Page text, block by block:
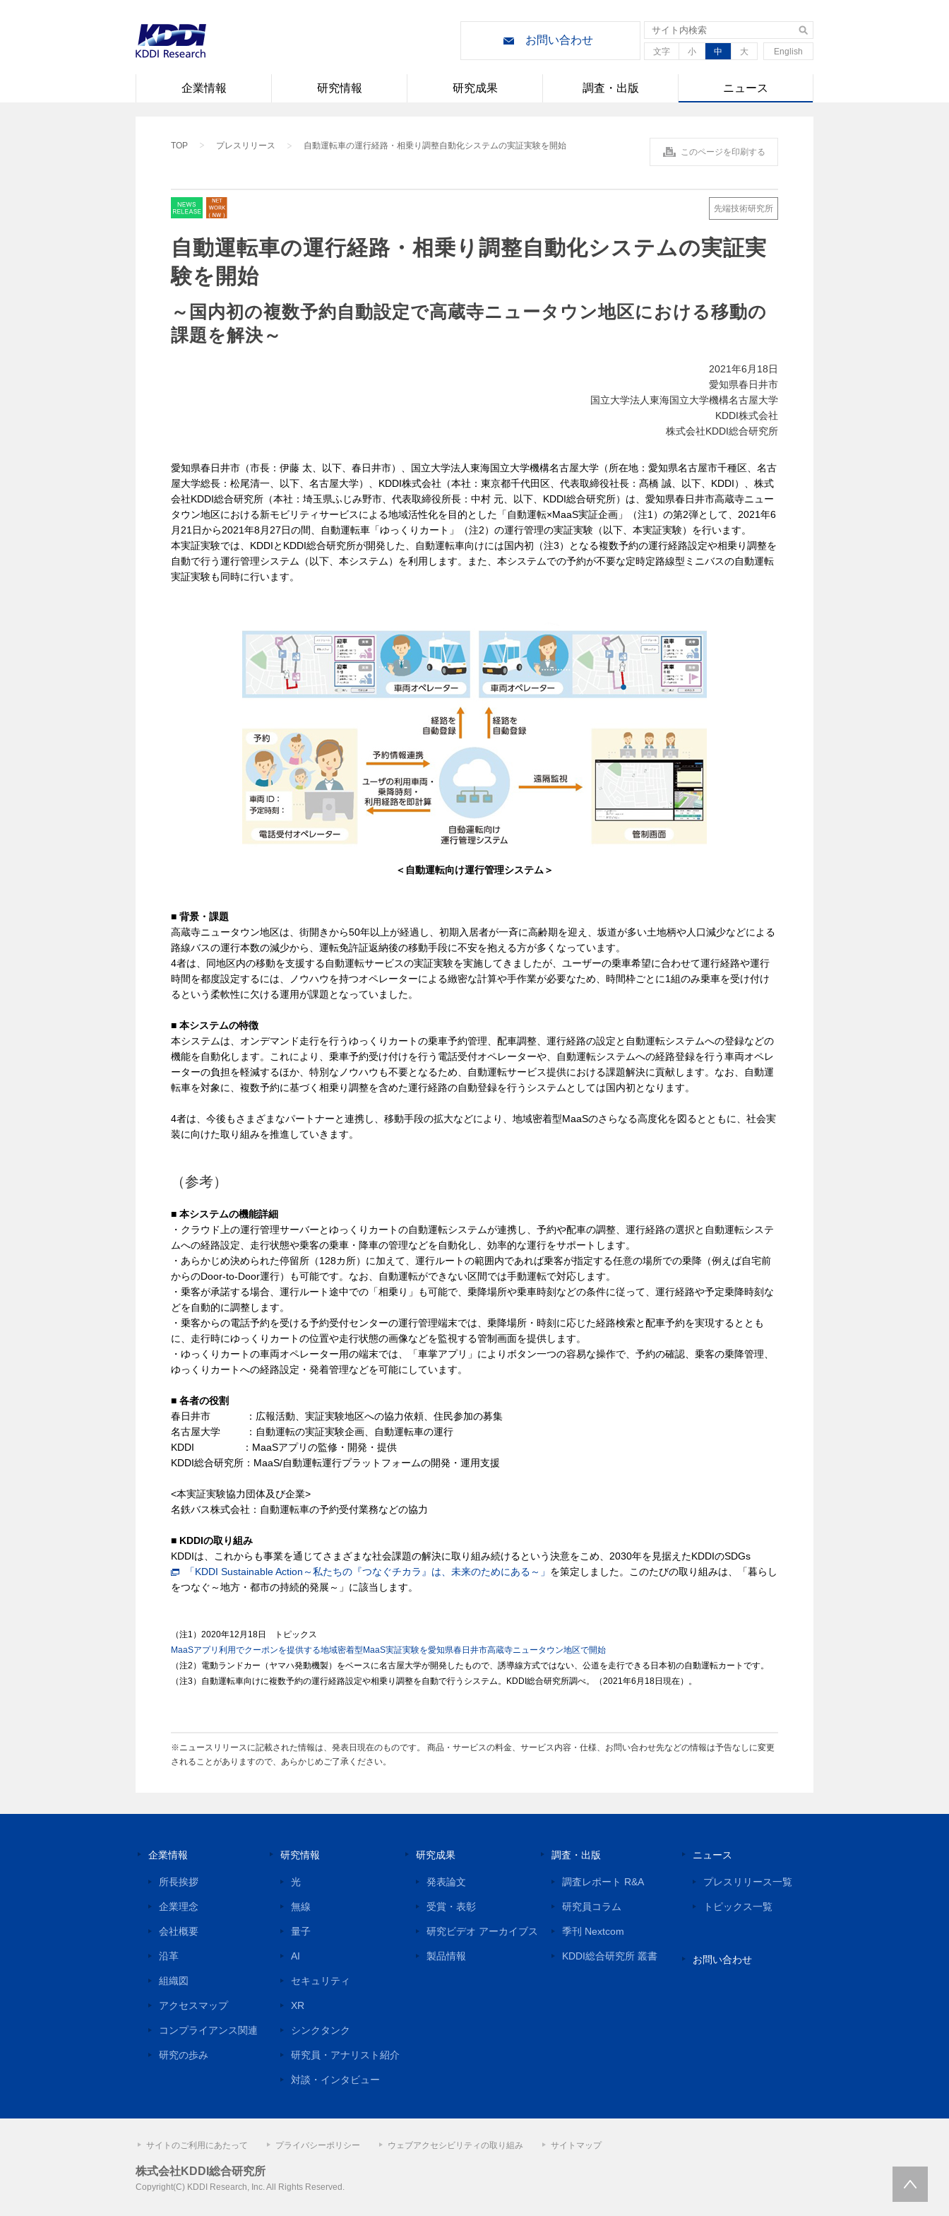
文字 小 中 大 English
お問い合わせ
企業情報 研究情報 研究成果 調査・出版 ニュース
このページを印刷する
TOP プレスリリース 自動運転車の運行経路・相乗り調整自動化システムの実証実験を開始
先端技術研究所
自動運転車の運行経路・相乗り調整自動化システムの実証実
験を開始
～国内初の複数予約自動設定で高蔵寺ニュータウン地区における移動の
課題を解決～
2021年6月18日
愛知県春日井市
国立大学法人東海国立大学機構名古屋大学
KDDI株式会社
株式会社KDDI総合研究所
愛知県春日井市（市長：伊藤 太、以下、春日井市）、国立大学法人東海国立大学機構名古屋大学（所在地：愛知県名古屋市千種区、名古
屋大学総長：松尾清一、以下、名古屋大学）、KDDI株式会社（本社：東京都千代田区、代表取締役社長：髙橋 誠、以下、KDDI）、株式
会社KDDI総合研究所（本社：埼玉県ふじみ野市、代表取締役所長：中村 元、以下、KDDI総合研究所）は、愛知県春日井市高蔵寺ニュー
タウン地区における新モビリティサービスによる地域活性化を目的とした「自動運転×MaaS実証企画」（注1）の第2弾として、2021年6
月21日から2021年8月27日の間、自動運転車「ゆっくりカート」（注2）の運行管理の実証実験（以下、本実証実験）を行います。
本実証実験では、KDDIとKDDI総合研究所が開発した、自動運転車向けには国内初（注3）となる複数予約の運行経路設定や相乗り調整を
自動で行う運行管理システム（以下、本システム）を利用します。また、本システムでの予約が不要な定時定路線型ミニバスの自動運転
実証実験も同時に行います。
＜自動運転向け運行管理システム＞
■ 背景・課題
高蔵寺ニュータウン地区は、街開きから50年以上が経過し、初期入居者が一斉に高齢期を迎え、坂道が多い土地柄や人口減少などによる
路線バスの運行本数の減少から、運転免許証返納後の移動手段に不安を抱える方が多くなっています。
4者は、同地区内の移動を支援する自動運転サービスの実証実験を実施してきましたが、ユーザーの乗車希望に合わせて運行経路や運行
時間を都度設定するには、ノウハウを持つオペレーターによる緻密な計算や手作業が必要なため、時間枠ごとに1組のみ乗車を受け付け
るという柔軟性に欠ける運用が課題となっていました。
■ 本システムの特徴
本システムは、オンデマンド走行を行うゆっくりカートの乗車予約管理、配車調整、運行経路の設定と自動運転システムへの登録などの
機能を自動化します。これにより、乗車予約受け付けを行う電話受付オペレーターや、自動運転システムへの経路登録を行う車両オペレ
ーターの負担を軽減するほか、特別なノウハウも不要となるため、自動運転サービス提供における課題解決に貢献します。なお、自動運
転車を対象に、複数予約に基づく相乗り調整を含めた運行経路の自動登録を行うシステムとしては国内初となります。
4者は、今後もさまざまなパートナーと連携し、移動手段の拡大などにより、地域密着型MaaSのさらなる高度化を図るとともに、社会実
装に向けた取り組みを推進していきます。
（参考）
■ 本システムの機能詳細
・クラウド上の運行管理サーバーとゆっくりカートの自動運転システムが連携し、予約や配車の調整、運行経路の選択と自動運転システ
ムへの経路設定、走行状態や乗客の乗車・降車の管理などを自動化し、効率的な運行をサポートします。
・あらかじめ決められた停留所（128カ所）に加えて、運行ルートの範囲内であれば乗客が指定する任意の場所での乗降（例えば自宅前
からのDoor-to-Door運行）も可能です。なお、自動運転ができない区間では手動運転で対応します。
・乗客が承諾する場合、運行ルート途中での「相乗り」も可能で、乗降場所や乗車時刻などの条件に従って、運行経路や予定乗降時刻な
どを自動的に調整します。
・乗客からの電話予約を受ける予約受付センターの運行管理端末では、乗降場所・時刻に応じた経路検索と配車予約を実現するととも
に、走行時にゆっくりカートの位置や走行状態の画像などを監視する管制画面を提供します。
・ゆっくりカートの車両オペレーター用の端末では、「車掌アプリ」によりボタン一つの容易な操作で、予約の確認、乗客の乗降管理、
ゆっくりカートへの経路設定・発着管理などを可能にしています。
■ 各者の役割
春日井市 ：広報活動、実証実験地区への協力依頼、住民参加の募集
名古屋大学 ：自動運転の実証実験企画、自動運転車の運行
KDDI ：MaaSアプリの監修・開発・提供
KDDI総合研究所：MaaS/自動運転運行プラットフォームの開発・運用支援
<本実証実験協力団体及び企業>
名鉄バス株式会社：自動運転車の予約受付業務などの協力
■ KDDIの取り組み
KDDIは、これからも事業を通じてさまざまな社会課題の解決に取り組み続けるという決意をこめ、2030年を見据えたKDDIのSDGs
「KDDI Sustainable Action～私たちの『つなぐチカラ』は、未来のためにある～」 を策定しました。このたびの取り組みは、「暮らし
をつなぐ～地方・都市の持続的発展～」に該当します。
（注1）2020年12月18日 トピックス
MaaSアプリ利用でクーポンを提供する地域密着型MaaS実証実験を愛知県春日井市高蔵寺ニュータウン地区で開始
（注2）電動ランドカー（ヤマハ発動機製）をベースに名古屋大学が開発したもので、誘導線方式ではない、公道を走行できる日本初の自動運転カートです。
（注3）自動運転車向けに複数予約の運行経路設定や相乗り調整を自動で行うシステム。KDDI総合研究所調べ。（2021年6月18日現在）。
※ニュースリリースに記載された情報は、発表日現在のものです。 商品・サービスの料金、サービス内容・仕様、お問い合わせ先などの情報は予告なしに変更
されることがありますので、あらかじめご了承ください。
企業情報
所長挨拶
企業理念
会社概要
沿革
組織図
アクセスマップ
コンプライアンス関連
研究の歩み
研究情報
光
無線
量子
AI
セキュリティ
XR
シンクタンク
研究員・アナリスト紹介
対談・インタビュー
研究成果
発表論文
受賞・表彰
研究ビデオ アーカイブス
製品情報
調査・出版
調査レポート R&A
研究員コラム
季刊 Nextcom
KDDI総合研究所 叢書
ニュース
プレスリリース一覧
トピックス一覧
お問い合わせ
サイトのご利用にあたって プライバシーポリシー ウェブアクセシビリティの取り組み サイトマップ
株式会社KDDI総合研究所
Copyright(C) KDDI Research, Inc.All Rights Reserved.